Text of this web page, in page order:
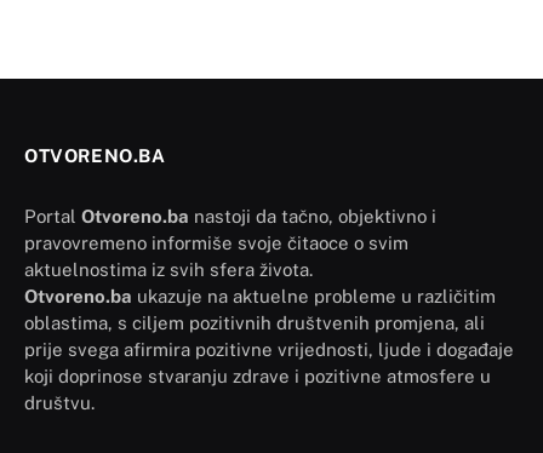
OTVORENO.BA
Portal Otvoreno.ba nastoji da tačno, objektivno i
pravovremeno informiše svoje čitaoce o svim
aktuelnostima iz svih sfera života.
Otvoreno.ba ukazuje na aktuelne probleme u različitim
oblastima, s ciljem pozitivnih društvenih promjena, ali
prije svega afirmira pozitivne vrijednosti, ljude i događaje
koji doprinose stvaranju zdrave i pozitivne atmosfere u
društvu.